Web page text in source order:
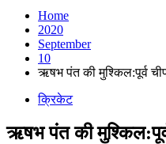
Home
2020
September
10
ऋषभ पंत की मुश्किल:पूर्व
क्रिकेट
ऋषभ पंत की